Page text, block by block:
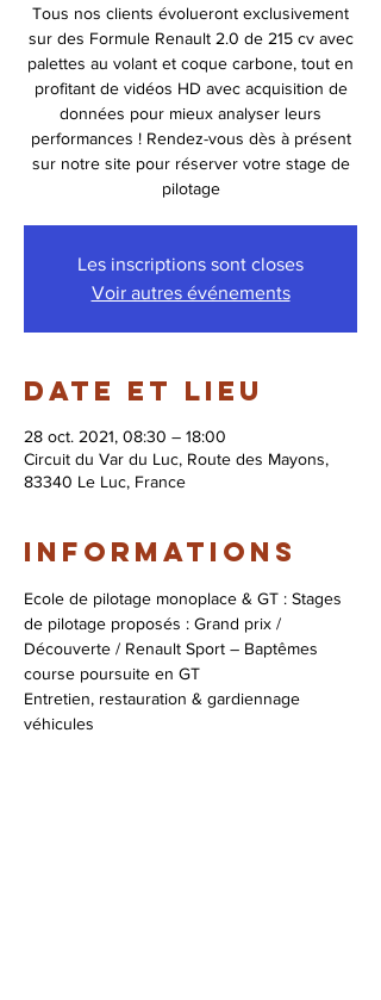
Tous nos clients évolueront exclusivement
sur des Formule Renault 2.0 de 215 cv avec
palettes au volant et coque carbone, tout en
profitant de vidéos HD avec acquisition de
données pour mieux analyser leurs
performances ! Rendez-vous dès à présent
sur notre site pour réserver votre stage de
pilotage
Les inscriptions sont closes
Voir autres événements
Date et lieu
28 oct. 2021, 08:30 – 18:00
Circuit du Var du Luc, Route des Mayons,
83340 Le Luc, France
Informations
Ecole de pilotage monoplace & GT : Stages
de pilotage proposés : Grand prix /
Découverte / Renault Sport – Baptêmes
course poursuite en GT
Entretien, restauration & gardiennage
véhicules